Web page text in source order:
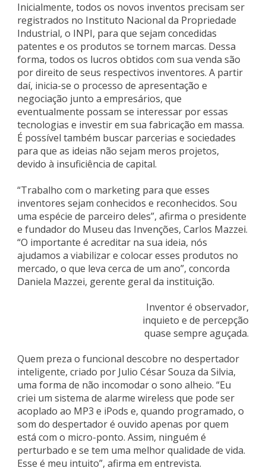
Inicialmente, todos os novos inventos precisam ser
registrados no Instituto Nacional da Propriedade
Industrial, o INPI, para que sejam concedidas
patentes e os produtos se tornem marcas. Dessa
forma, todos os lucros obtidos com sua venda são
por direito de seus respectivos inventores. A partir
daí, inicia-se o processo de apresentação e
negociação junto a empresários, que
eventualmente possam se interessar por essas
tecnologias e investir em sua fabricação em massa.
É possível também buscar parcerias e sociedades
para que as ideias não sejam meros projetos,
devido à insuficiência de capital.
“Trabalho com o marketing para que esses
inventores sejam conhecidos e reconhecidos. Sou
uma espécie de parceiro deles”, afirma o presidente
e fundador do Museu das Invenções, Carlos Mazzei.
“O importante é acreditar na sua ideia, nós
ajudamos a viabilizar e colocar esses produtos no
mercado, o que leva cerca de um ano”, concorda
Daniela Mazzei, gerente geral da instituição.
Inventor é observador,
inquieto e de percepção
quase sempre aguçada.
Quem preza o funcional descobre no despertador
inteligente, criado por Julio César Souza da Silvia,
uma forma de não incomodar o sono alheio. “Eu
criei um sistema de alarme wireless que pode ser
acoplado ao MP3 e iPods e, quando programado, o
som do despertador é ouvido apenas por quem
está com o micro-ponto. Assim, ninguém é
perturbado e se tem uma melhor qualidade de vida.
Esse é meu intuito”, afirma em entrevista.